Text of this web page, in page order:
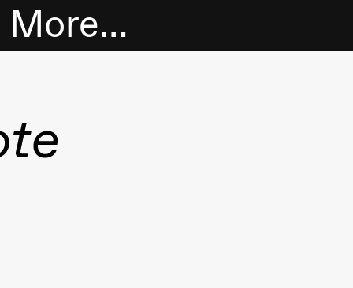
More…
Bookshop